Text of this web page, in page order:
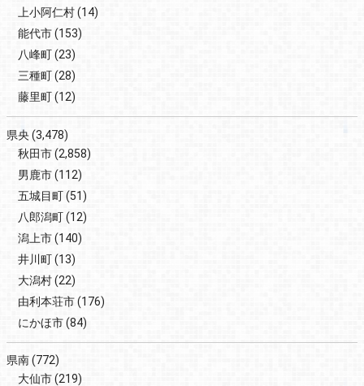
上小阿仁村(14)
能代市(153)
八峰町(23)
三種町(28)
藤里町(12)
県央 (3,478)
秋田市(2,858)
男鹿市(112)
五城目町(51)
八郎潟町(12)
潟上市(140)
井川町(13)
大潟村(22)
由利本荘市(176)
にかほ市(84)
県南(772)
大仙市(219)